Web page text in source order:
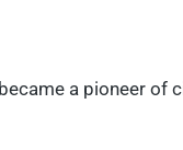
a pioneer of